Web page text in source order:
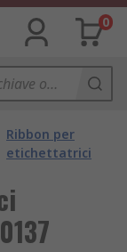
0
Ribbon per
etichettatrici